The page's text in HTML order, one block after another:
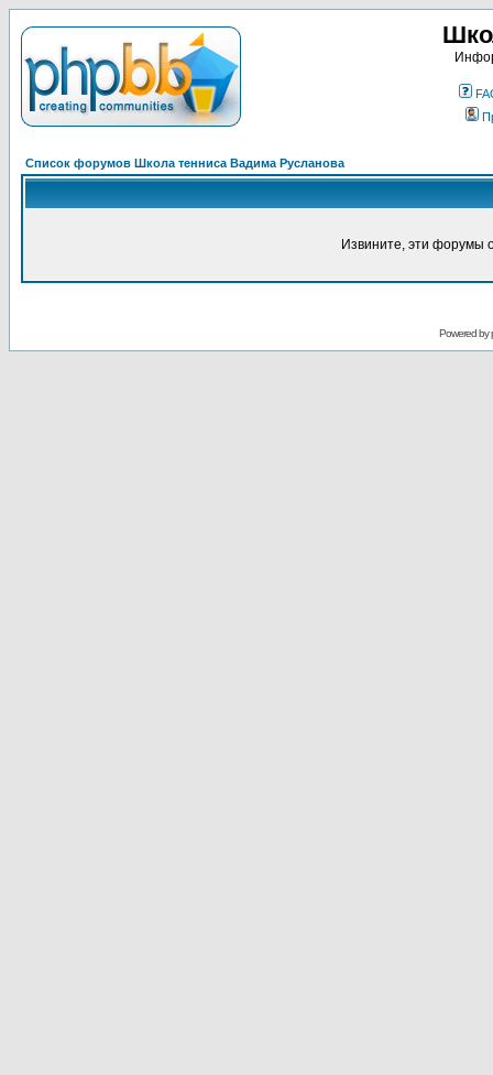
Список форумов Школа тенниса Вадима Русланова
Извините, эти форумы
Powered by